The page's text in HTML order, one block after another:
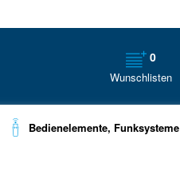
0
Wunschlisten
Bedienelemente, Funksysteme